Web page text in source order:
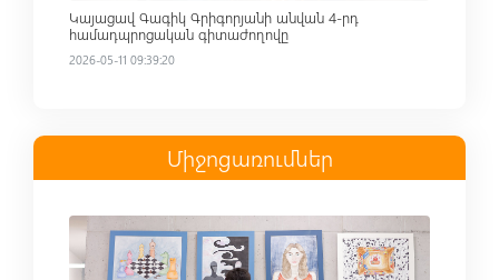
Կայացավ Գագիկ Գրիգորյանի անվան 4-րդ
համադպրոցական գիտաժողովը
2026-05-11 09:39:20
Միջոցառումներ
Read more